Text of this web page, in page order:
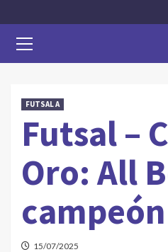
Menu
FUTSAL A
Futsal –
Oro: All
campeón
15/07/2025